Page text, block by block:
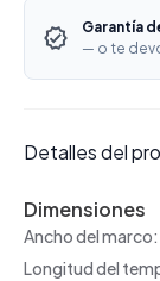
Garantía
— o te
Detalles del
Dimensiones
Ancho del marco:
Longitud del